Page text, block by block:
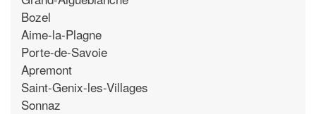
Bozel
Aime-la-Plagne
Porte-de-Savoie
Apremont
Saint-Genix-les-Villages
Sonnaz